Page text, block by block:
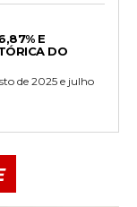
E
DO
de 2025 e julho